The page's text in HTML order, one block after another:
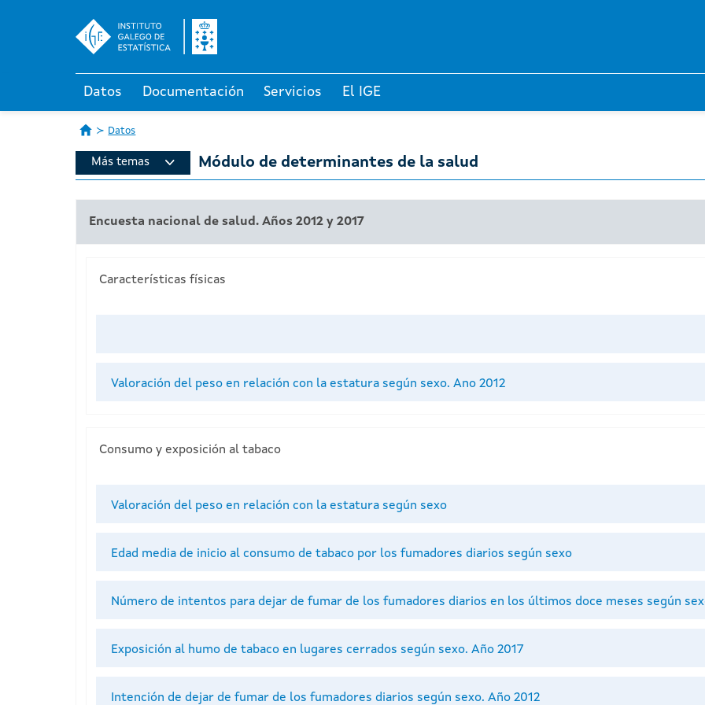
Datos Documentación Servicios El IGE
Datos
Más temas Módulo de determinantes de la salud
Encuesta nacional de salud. Años 2012 y 2017
Características físicas
Valoración del peso en relación con la estatura según sexo. Ano 2012
Consumo y exposición al tabaco
Valoración del peso en relación con la estatura según sexo
Edad media de inicio al consumo de tabaco por los fumadores diarios según sexo
Número de intentos para dejar de fumar de los fumadores diarios en los últimos doce meses según
Exposición al humo de tabaco en lugares cerrados según sexo. Año 2017
Intención de dejar de fumar de los fumadores diarios según sexo. Año 2012